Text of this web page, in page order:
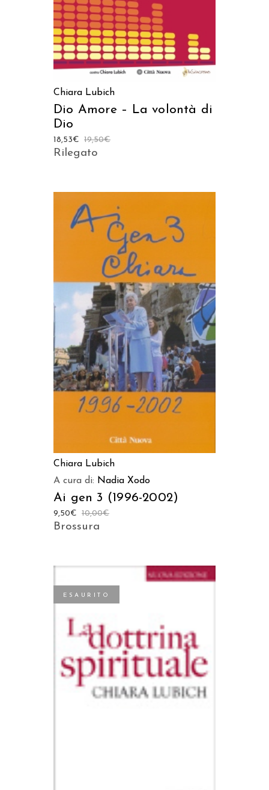
Chiara Lubich
Dio Amore – La volontà di
Dio
19,50€
18,53€
Rilegato
AGGIUNGI AL CARRELLO
Chiara Lubich
A cura di: Nadia Xodo
Ai gen 3 (1996-2002)
10,00€
9,50€
Brossura
ESAURITO
LEGGI TUTTO